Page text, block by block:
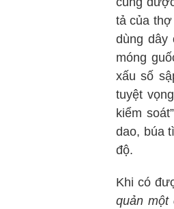
tả của
dùng dây
móng
xấu số
tuyệt
kiểm
dao, búa
độ.
Khi có
quản một